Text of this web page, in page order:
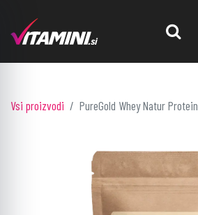
Vsi proizvodi PureGold Whey Natur Protein